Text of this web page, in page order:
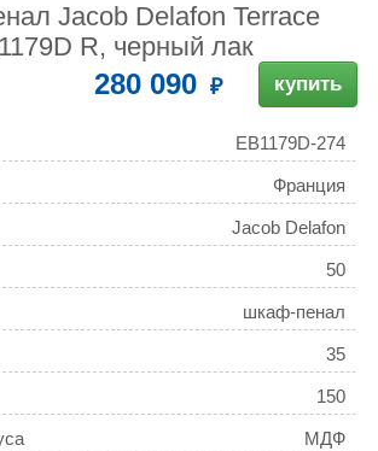
Jacob Delafon Terrace
R, черный лак
280 090 купить
EB1179D-274
Франция
Jacob Delafon
50
шкаф-пенал
35
150
МДФ